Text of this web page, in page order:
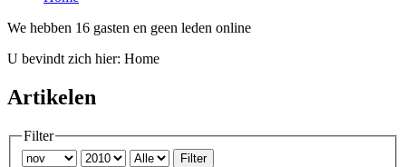
We hebben 16 gasten en geen leden online
U bevindt zich hier: Home
Artikelen
Filter
Filter